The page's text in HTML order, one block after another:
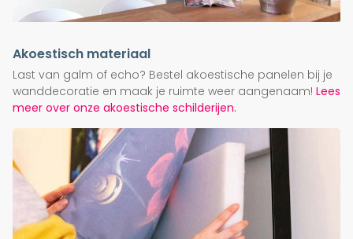
Akoestisch materiaal
Last van galm of echo? Bestel akoestische panelen bij je
wanddecoratie en maak je ruimte weer aangenaam! Lees
meer over onze akoestische schilderijen.